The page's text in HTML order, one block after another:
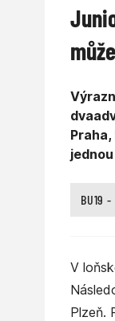
BU19 -
V
Plzeň.